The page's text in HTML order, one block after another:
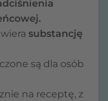
substancję
są dla osób
na receptę, z